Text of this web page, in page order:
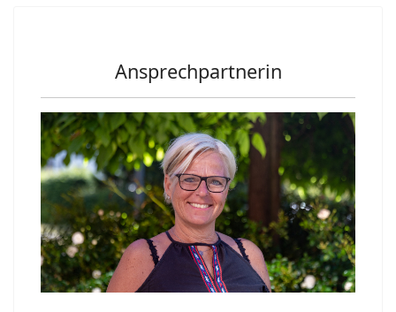
Ansprechpartnerin